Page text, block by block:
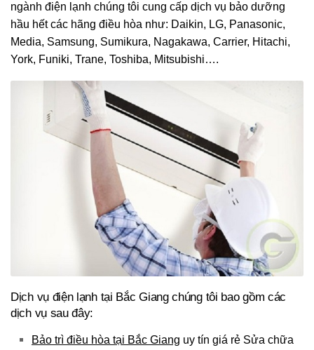
ngành điện lạnh chúng tôi cung cấp dịch vụ bảo dưỡng
hầu hết các hãng điều hòa như: Daikin, LG, Panasonic,
Media, Samsung, Sumikura, Nagakawa, Carrier, Hitachi,
York, Funiki, Trane, Toshiba, Mitsubishi….
Dịch vụ điện lạnh tại Bắc Giang chúng tôi bao gồm các
dịch vụ sau đây:
Bảo trì điều hòa tại Bắc Giang uy tín giá rẻ Sửa chữa